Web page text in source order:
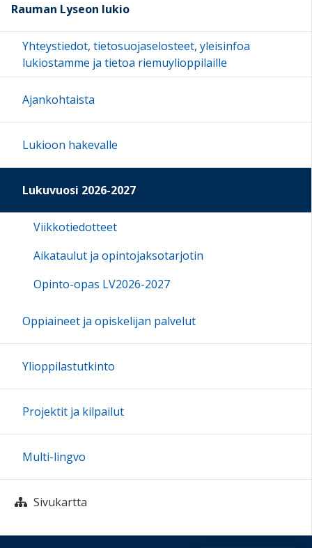
Rauman Lyseon lukio
Yhteystiedot, tietosuojaselosteet, yleisinfoa
lukiostamme ja tietoa riemuylioppilaille
Ajankohtaista
Lukioon hakevalle
Lukuvuosi 2026-2027
Viikkotiedotteet
Aikataulut ja opintojaksotarjotin
Opinto-opas LV2026-2027
Oppiaineet ja opiskelijan palvelut
Ylioppilastutkinto
Projektit ja kilpailut
Multi-lingvo
Sivukartta